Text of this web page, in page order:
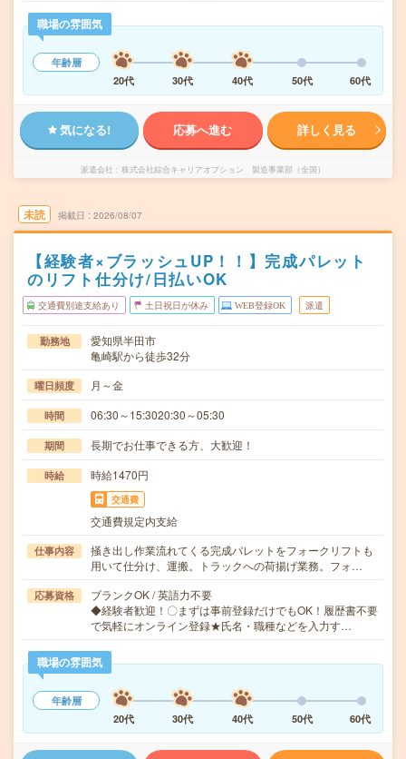
職場の雰囲気
年齢層
20代
30代 40代 50代 60代
気になる! 応募へ進む 詳しく見る
派遣会社 株式会社綜合キャリアオプション 製造事業部（全国）
未読 掲載日 2026/08/07
【経験者×ブラッシュUP！！】完成パレット
のリフト仕分け/日払いOK
交通費別途支給あり 土日祝日が休み WEB登録OK 派遣
勤務地
愛知県半田市
亀崎駅から徒歩32分
曜日頻度 月～金
時間 06:30～15:3020:30～05:30
期間 長期でお仕事できる方、大歓迎！
時給 時給1470円
交通費
交通費規定内支給
仕事内容
掻き出し作業流れてくる完成パレットをフォークリフトも
用いて仕分け、運搬。トラックへの荷揚げ業務。フォ…
応募資格
ブランクOK / 英語力不要
◆経験者歓迎！〇まずは事前登録だけでもOK！履歴書不要
で気軽にオンライン登録★氏名・職種などを入力す…
職場の雰囲気
年齢層
20代
30代 40代 50代 60代